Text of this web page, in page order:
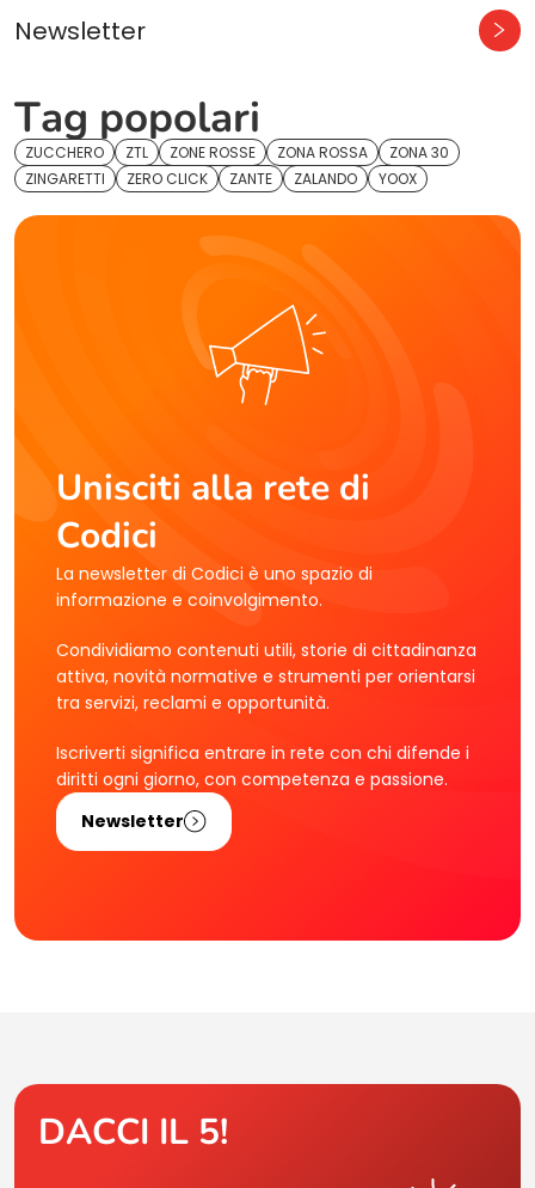
Newsletter
Tag popolari
ZUCCHERO ZTL ZONE ROSSE ZONA ROSSA
ZONA 30
ZINGARETTI
ZERO CLICK ZANTE ZALANDO YOOX
Unisciti alla rete di
Codici
La newsletter di Codici è uno spazio di
informazione e coinvolgimento.
Condividiamo contenuti utili, storie di cittadinanza
attiva, novità normative e strumenti per orientarsi
tra servizi, reclami e opportunità.
Iscriverti significa entrare in rete con chi difende i
diritti ogni giorno, con competenza e passione.
Newsletter
DACCI IL 5!